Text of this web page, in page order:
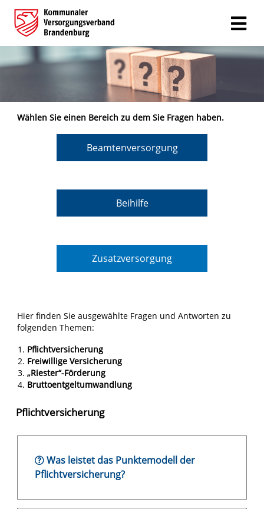
Wählen Sie einen Bereich zu dem Sie Fragen haben.
Beamtenversorgung
Beihilfe
Zusatzversorgung
Hier finden Sie ausgewählte Fragen und Antworten zu
folgenden Themen:
Pflichtversicherung
Freiwillige Versicherung
„Riester“-Förderung
Bruttoentgeltumwandlung
Pflichtversicherung
Was leistet das Punktemodell der
Pflichtversicherung?